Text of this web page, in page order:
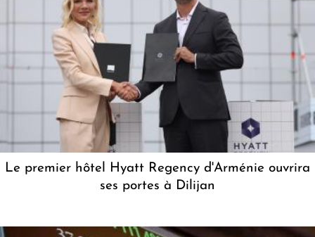
Le premier hôtel Hyatt Regency d'Arménie ouvrira
ses portes à Dilijan